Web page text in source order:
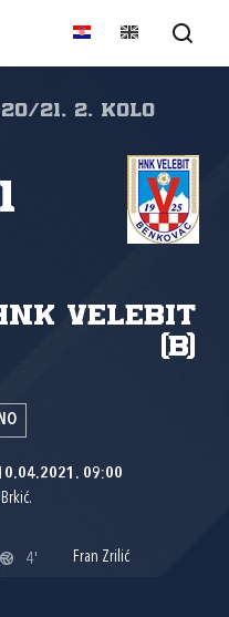
20/21, 2. kolo
Velebit
(B)
1
10.04.2021. 09:00
4' Fran Zrilić